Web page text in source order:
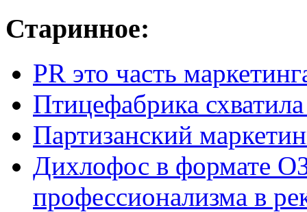
Старинное:
PR это часть
Птицефабрика
Партизанский
Дихлофос в формате
профессионализма в